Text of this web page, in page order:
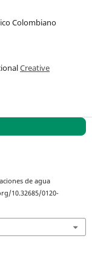
Colombiano
Creative
de agua
10.32685/0120-